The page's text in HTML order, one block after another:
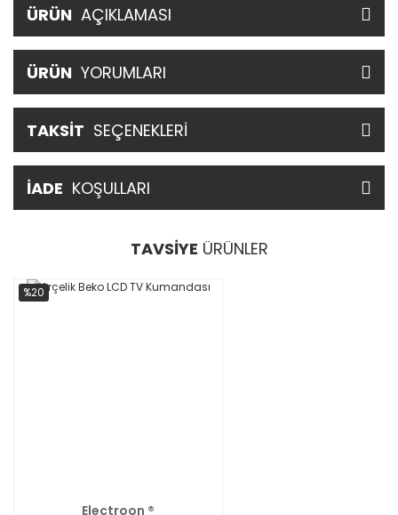
ÜRÜN AÇIKLAMASI
ÜRÜN YORUMLARI
TAKSİT SEÇENEKLERİ
İADE KOŞULLARI
TAVSİYE ÜRÜNLER
%20
Electroon ®